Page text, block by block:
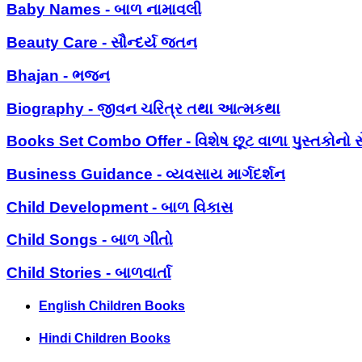
Baby Names - બાળ નામાવલી
Beauty Care - સૌન્દર્ય જતન
Bhajan - ભજન
Biography - જીવન ચરિત્ર તથા આત્મકથા
Books Set Combo Offer - વિશેષ છૂટ વાળા પુસ્તકોનો
Business Guidance - વ્યવસાય માર્ગદર્શન
Child Development - બાળ વિકાસ
Child Songs - બાળ ગીતો
Child Stories - બાળવાર્તા
English Children Books
Hindi Children Books